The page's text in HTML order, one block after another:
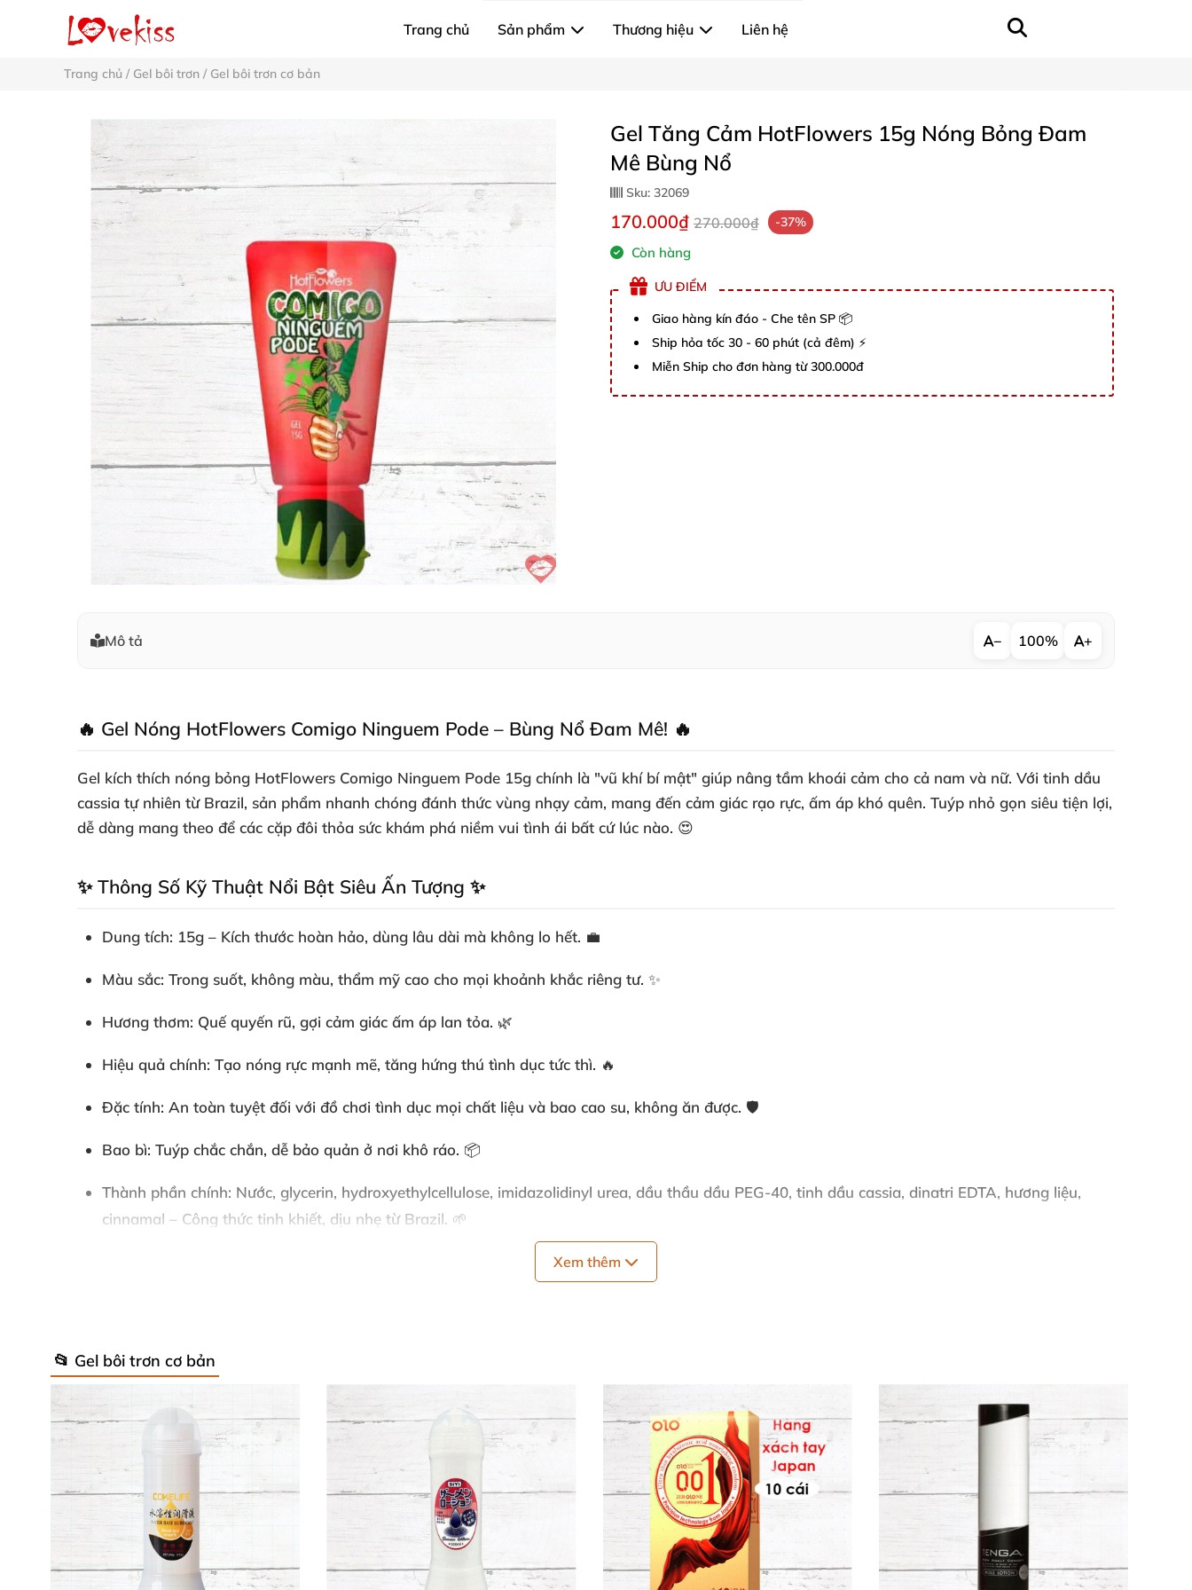
Trang chủ Sản phẩm Thương hiệu Liên hệ
Trang chủ / Gel bôi trơn / Gel bôi trơn cơ bản
Gel Tăng Cảm HotFlowers 15g Nóng Bỏng Đam
Mê Bùng Nổ
Sku: 32069
170.000₫ 270.000₫ -37%
Còn hàng
ƯU ĐIỂM
Giao hàng kín đáo - Che tên SP 📦
Ship hỏa tốc 30 - 60 phút (cả đêm) ⚡
Miễn Ship cho đơn hàng từ 300.000đ
Mô tả − 100% +
🔥 Gel Nóng HotFlowers Comigo Ninguem Pode – Bùng Nổ Đam Mê! 🔥
Gel kích thích nóng bỏng HotFlowers Comigo Ninguem Pode 15g chính là "vũ khí bí mật" giúp nâng tầm khoái cảm cho cả nam và nữ. Với tinh dầu
cassia tự nhiên từ Brazil, sản phẩm nhanh chóng đánh thức vùng nhạy cảm, mang đến cảm giác rạo rực, ấm áp khó quên. Tuýp nhỏ gọn siêu tiện lợi,
dễ dàng mang theo để các cặp đôi thỏa sức khám phá niềm vui tình ái bất cứ lúc nào. 😍
✨ Thông Số Kỹ Thuật Nổi Bật Siêu Ấn Tượng ✨
Dung tích: 15g – Kích thước hoàn hảo, dùng lâu dài mà không lo hết. 💼
Màu sắc: Trong suốt, không màu, thẩm mỹ cao cho mọi khoảnh khắc riêng tư. ✨
Hương thơm: Quế quyến rũ, gợi cảm giác ấm áp lan tỏa. 🌿
Hiệu quả chính: Tạo nóng rực mạnh mẽ, tăng hứng thú tình dục tức thì. 🔥
Đặc tính: An toàn tuyệt đối với đồ chơi tình dục mọi chất liệu và bao cao su, không ăn được. 🛡️
Bao bì: Tuýp chắc chắn, dễ bảo quản ở nơi khô ráo. 📦
Thành phần chính: Nước, glycerin, hydroxyethylcellulose, imidazolidinyl urea, dầu thầu dầu PEG-40, tinh dầu cassia, dinatri EDTA, hương liệu,
cinnamal – Công thức tinh khiết, dịu nhẹ từ Brazil. 🌱
Những thông số đỉnh cao này đảm bảo gel tăng cảm xúc HotFlowers mang lại trải nghiệm an toàn, thấm nhanh hoàn toàn vào da mà không cần
rửa. Sản phẩm phù hợp mọi loại da, giúp bạn tận hưởng đam mê mà chẳng lo lắng gì! 🚀
📋 Hướng Dẫn Sử Dụng Siêu Đơn Giản 📋
Thoa lượng nhỏ gel nóng kích thích lên đầu âm vật, môi âm đạo hoặc dương vật trước khi "vào cuộc" hoặc tự khám phá. Chờ 2-3 phút để hiệu ứng
nóng bỏng lan tỏa mạnh mẽ – kiểm tra nồng độ trên bao bì để điều chỉnh. 😘
Nếu muốn tăng cường, thoa thêm để khoái lạc bùng nổ! Gel thấm hút nhanh, không dính nhớp, lý tưởng cho mọi chuyến đi chơi. Sử dụng linh hoạt,
an toàn 100%! 🌟
Xem thêm
📂 Gel bôi trơn cơ bản